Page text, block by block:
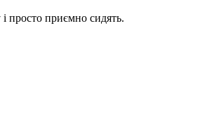
просто приємно сидять.